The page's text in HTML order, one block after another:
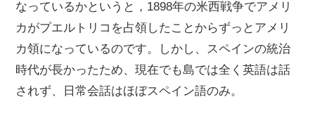
なっているかというと，1898年の米西戦争でアメリ
カがプエルトリコを占領したことからずっとアメリ
カ領になっているのです。しかし、スペインの統治
時代が長かったため、現在でも島では全く英語は話
されず、日常会話はほぼスペイン語のみ。